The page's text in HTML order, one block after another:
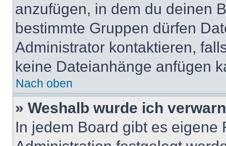
anzufügen, in dem du deinen
bestimmte Gruppen dürfen
Administrator kontaktieren,
keine Dateianhänge anfügen
Nach oben
» Weshalb wurde ich
In jedem Board gibt es